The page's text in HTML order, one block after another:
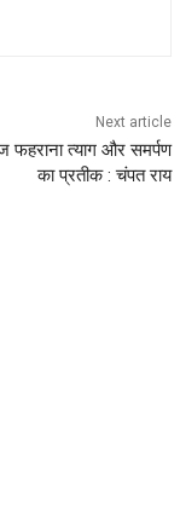
Next article
फहराना त्याग और समर्पण
का प्रतीक : चंपत राय